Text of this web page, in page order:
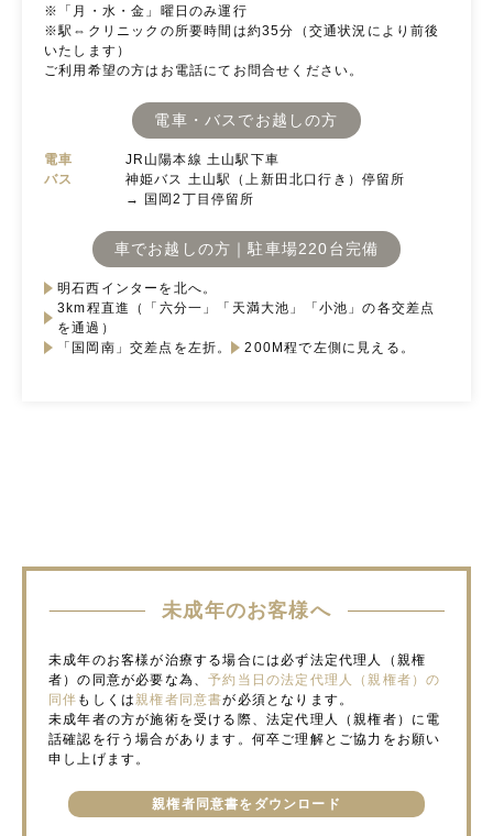
※「月・水・金」曜日のみ運行
※駅⇔クリニックの所要時間は約35分（交通状況により前後
いたします）
ご利用希望の方はお電話にてお問合せください。
電車・バスでお越しの方
電車
JR山陽本線 土山駅下車
バス
神姫バス 土山駅（上新田北口行き）停留所
→ 国岡2丁目停留所
車でお越しの方｜駐車場220台完備
明石西インターを北へ。
3km程直進（「六分一」「天満大池」「小池」の各交差点
を通過）
「国岡南」交差点を左折。
200M程で左側に見える。
未成年のお客様へ
未成年のお客様が治療する場合には必ず法定代理人（親権
者）の同意が必要な為、予約当日の法定代理人（親権者）の
同伴 もしくは親権者同意書が必須となります。
未成年者の方が施術を受ける際、法定代理人（親権者）に電
話確認を行う場合があります。何卒ご理解とご協力をお願い
申し上げます。
親権者同意書をダウンロード